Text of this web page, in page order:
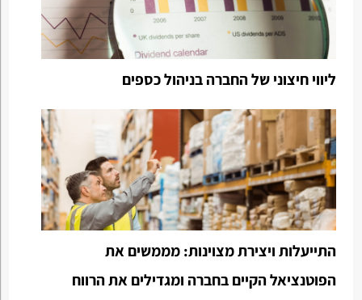
ליווי חיצוני של החברה בניהול כספים
התייעלות ויצירת מצוינות: מממשים את
הפוטנציאל הקיים בחברה ומגדילים את הרווח